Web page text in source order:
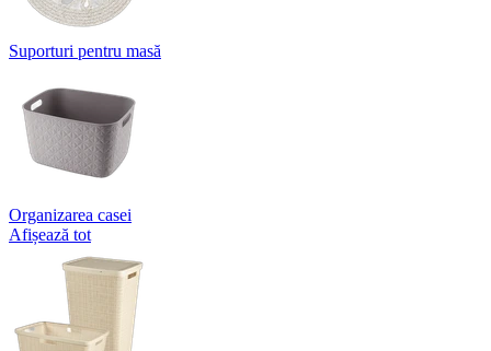
Suporturi pentru masă
Organizarea casei
Afișează tot